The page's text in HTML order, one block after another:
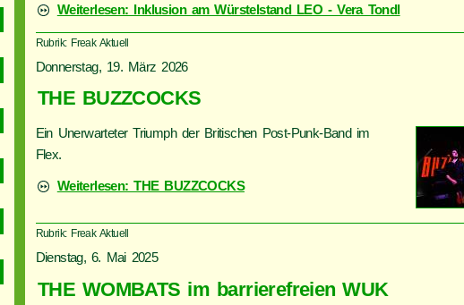
Weiterlesen: Inklusion am Würstelstand LEO - Vera Tondl
Rubrik: Freak Aktuell
Donnerstag, 19. März 2026
THE BUZZCOCKS
Ein Unerwarteter Triumph der Britischen Post-Punk-Band im
Flex.
Weiterlesen: THE BUZZCOCKS
Rubrik: Freak Aktuell
Dienstag, 6. Mai 2025
THE WOMBATS im barrierefreien WUK